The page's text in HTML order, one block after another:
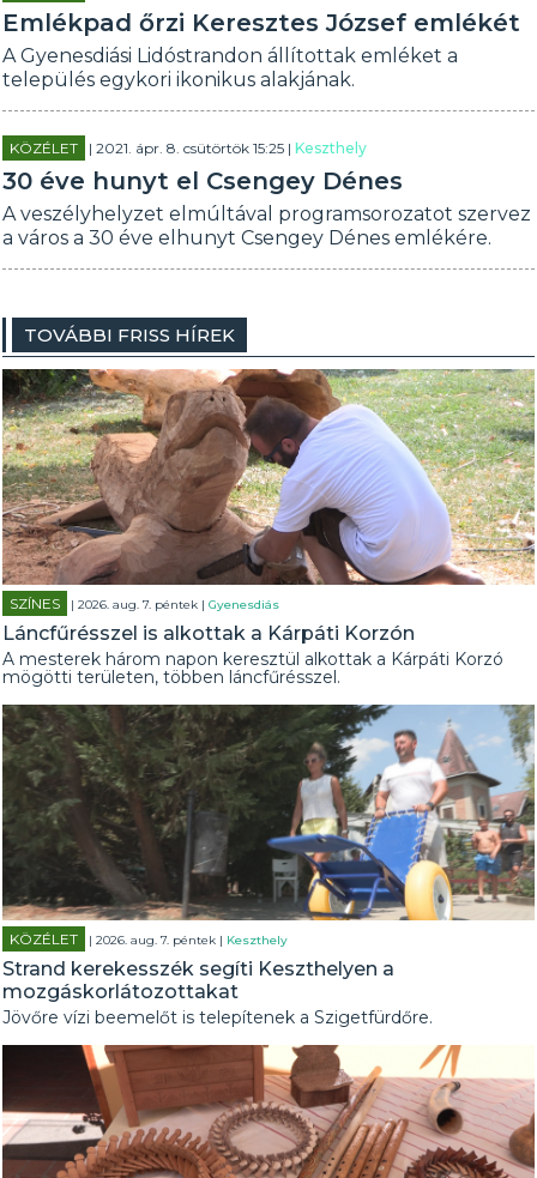
Emlékpad őrzi Keresztes József emlékét
A Gyenesdiási Lidóstrandon állítottak emléket a
település egykori ikonikus alakjának.
KÖZÉLET | 2021. ápr. 8. csütörtök 15:25 |Keszthely
30 éve hunyt el Csengey Dénes
A veszélyhelyzet elmúltával programsorozatot szervez
a város a 30 éve elhunyt Csengey Dénes emlékére.
TOVÁBBI FRISS HÍREK
SZÍNES | 2026. aug. 7. péntek |Gyenesdiás
Láncfűrésszel is alkottak a Kárpáti Korzón
A mesterek három napon keresztül alkottak a Kárpáti Korzó
mögötti területen, többen láncfűrésszel.
KÖZÉLET | 2026. aug. 7. péntek | Keszthely
Strand kerekesszék segíti Keszthelyen a
mozgáskorlátozottakat
Jövőre vízi beemelőt is telepítenek a Szigetfürdőre.